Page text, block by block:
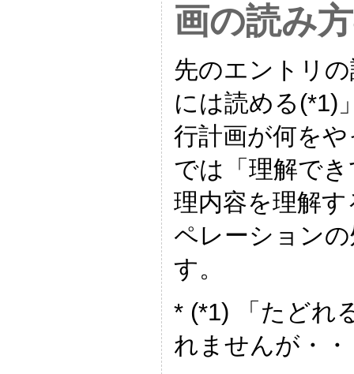
画の読み
先のエントリ
には読める(*1)
行計画が何を
では「理解で
理内容を理解
ペレーション
す。
* (*1) 「たどれ
れませんが・